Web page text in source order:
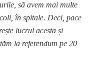
să avem mai multe
în spitale. Deci, pace
lucrul acesta și
la referendum pe 20